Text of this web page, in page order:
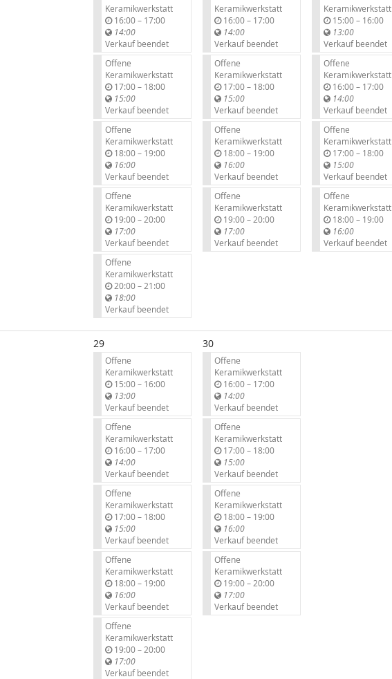
Keramikwerkstatt
16:00–b
s
17:00
14:00
Verkauf beendet
Offene
Keramikwerkstatt
17:00–b
s
18:00
15:00
Verkauf beendet
Offene
Keramikwerkstatt
18:00–b
s
19:00
16:00
Verkauf beendet
Offene
Keramikwerkstatt
19:00–b
s
20:00
17:00
Verkauf beendet
Offene
Keramikwerkstatt
20:00–b
s
21:00
18:00
Verkauf beendet
Keramikwerkstatt
16:00–b
s
17:00
14:00
Verkauf beendet
Offene
Keramikwerkstatt
17:00–b
s
18:00
15:00
Verkauf beendet
Offene
Keramikwerkstatt
18:00–b
s
19:00
16:00
Verkauf beendet
Offene
Keramikwerkstatt
19:00–b
s
20:00
17:00
Verkauf beendet
Keramikwerkstatt
15:00–b
s
16:00
13:00
Verkauf beendet
Offene
Keramikwerkstatt
16:00–b
s
17:00
14:00
Verkauf beendet
Offene
Keramikwerkstatt
17:00–b
s
18:00
15:00
Verkauf beendet
Offene
Keramikwerkstatt
18:00–b
s
19:00
16:00
Verkauf beendet
29
Offene
Keramikwerkstatt
15:00–b
s
16:00
13:00
Verkauf beendet
Offene
Keramikwerkstatt
16:00–b
s
17:00
14:00
Verkauf beendet
Offene
Keramikwerkstatt
17:00–b
s
18:00
15:00
Verkauf beendet
Offene
Keramikwerkstatt
18:00–b
s
19:00
16:00
Verkauf beendet
Offene
Keramikwerkstatt
19:00–b
s
20:00
17:00
Verkauf beendet
30
Offene
Keramikwerkstatt
16:00–b
s
17:00
14:00
Verkauf beendet
Offene
Keramikwerkstatt
17:00–b
s
18:00
15:00
Verkauf beendet
Offene
Keramikwerkstatt
18:00–b
s
19:00
16:00
Verkauf beendet
Offene
Keramikwerkstatt
19:00–b
s
20:00
17:00
Verkauf beendet